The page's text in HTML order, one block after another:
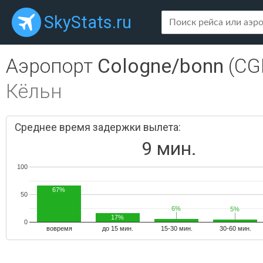
SkyStats.ru
Аэропорт Cologne/bonn
Кёльн
Среднее время задержки вылета:
9 мин.
вовремя до 15 мин. 15-30 мин. 30-60 мин.
0
50
100
67%
17%
6%
6% 5%
5%